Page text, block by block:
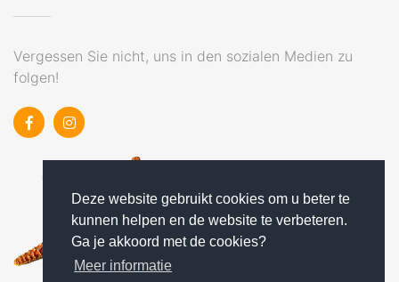
Deze website gebruikt cookies om u beter te
kunnen helpen en de website te verbeteren.
Ga je akkoord met de cookies?
Meer informatie
Vergessen Sie nicht, uns in den sozialen Medien zu
folgen!